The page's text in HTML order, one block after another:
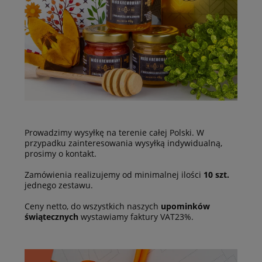
Prowadzimy wysyłkę na terenie całej Polski. W
przypadku zainteresowania wysyłką indywidualną,
prosimy o kontakt.
Zamówienia realizujemy od minimalnej ilości 10 szt.
jednego zestawu.
Ceny netto, do wszystkich naszych upominków
świątecznych wystawiamy faktury VAT23%.